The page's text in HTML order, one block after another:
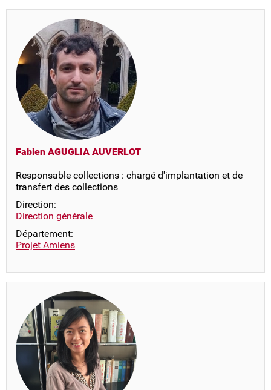
Fabien AGUGLIA AUVERLOT
Responsable collections : chargé d'implantation et de
transfert des collections
Direction:
Direction générale
Département:
Projet Amiens